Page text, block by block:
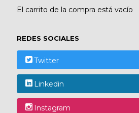
El carrito de la compra está vacío
REDES SOCIALES
Twitter
Linkedin
Instagram